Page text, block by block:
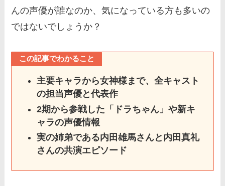
んの声優が誰なのか、気になっている方も多いの
ではないでしょうか？
この記事でわかること
主要キャラから女神様まで、全キャスト
の担当声優と代表作
2期から参戦した「ドラちゃん」や新キ
ャラの声優情報
実の姉弟である内田雄馬さんと内田真礼
さんの共演エピソード